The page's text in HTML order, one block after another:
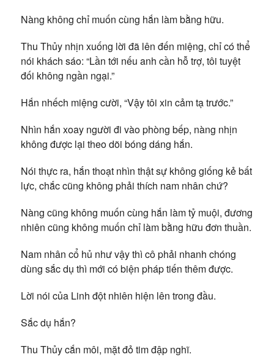
Nàng không chỉ muốn cùng hắn làm bằng hữu.
Thu Thủy nhịn xuống lời đã lên đến miệng, chỉ có thể
nói khách sáo: “Lần tới nếu anh cần hỗ trợ, tôi tuyệt
đối không ngần ngại.”
Hắn nhếch miệng cười, “Vậy tôi xin cảm tạ trước.”
Nhìn hắn xoay người đi vào phòng bếp, nàng nhịn
không được lại theo dõi bóng dáng hắn.
Nói thực ra, hắn thoạt nhìn thật sự không giống kẻ bất
lực, chắc cũng không phải thích nam nhân chứ?
Nàng cũng không muốn cùng hắn làm tỷ muội, đương
nhiên cũng không muốn chỉ làm bằng hữu đơn thuần.
Nam nhân cổ hủ như vậy thì cô phải nhanh chóng
dùng sắc dụ thì mới có biện pháp tiến thêm được.
Lời nói của Linh đột nhiên hiện lên trong đầu.
Sắc dụ hắn?
Thu Thủy cắn môi, mặt đỏ tim đập nghĩ.